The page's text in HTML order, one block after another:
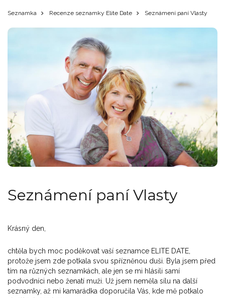
Seznamka Recenze seznamky Elite Date Seznámení paní Vlasty
Seznámení paní Vlasty
Krásný den,
chtěla bych moc poděkovat vaší seznamce ELITE DATE,
protože jsem zde potkala svou spřízněnou duši. Byla jsem před
tím na různých seznamkách, ale jen se mi hlásili samí
podvodníci nebo ženatí muži. Už jsem neměla sílu na další
seznamky, až mi kamarádka doporučila Vás, kde mě potkalo